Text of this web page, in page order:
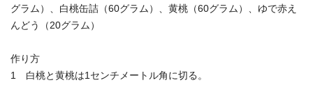
グラム）、白桃缶詰（60グラム）、黄桃（60グラム）、ゆで赤え
んどう（20グラム）
作り方
1 白桃と黄桃は1センチメートル角に切る。